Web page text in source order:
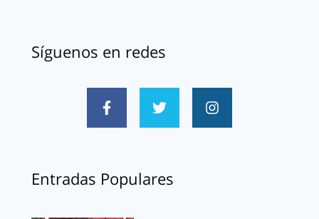
Síguenos en redes
Entradas Populares